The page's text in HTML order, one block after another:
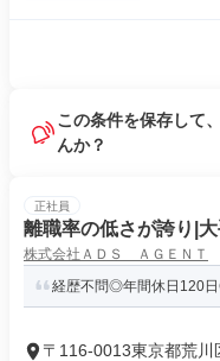
この条件を保存して
んか？
正社員
離職率の低さが誇り|
株式会社ＡＤＳ ＡＧＥＮＴ
経歴不問◎年間休日120
〒116-0013東京都荒川